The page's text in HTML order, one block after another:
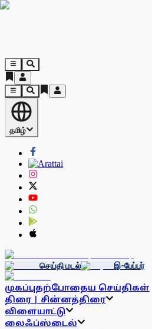
தமிழ்
செய்தி மடல் இ-பேப்பர்
முகப்புதற்போதைய செய்திகள்
திரை | சின்னத்திரை
விளையாட்டு
லைஃப்ஸ்டைல்